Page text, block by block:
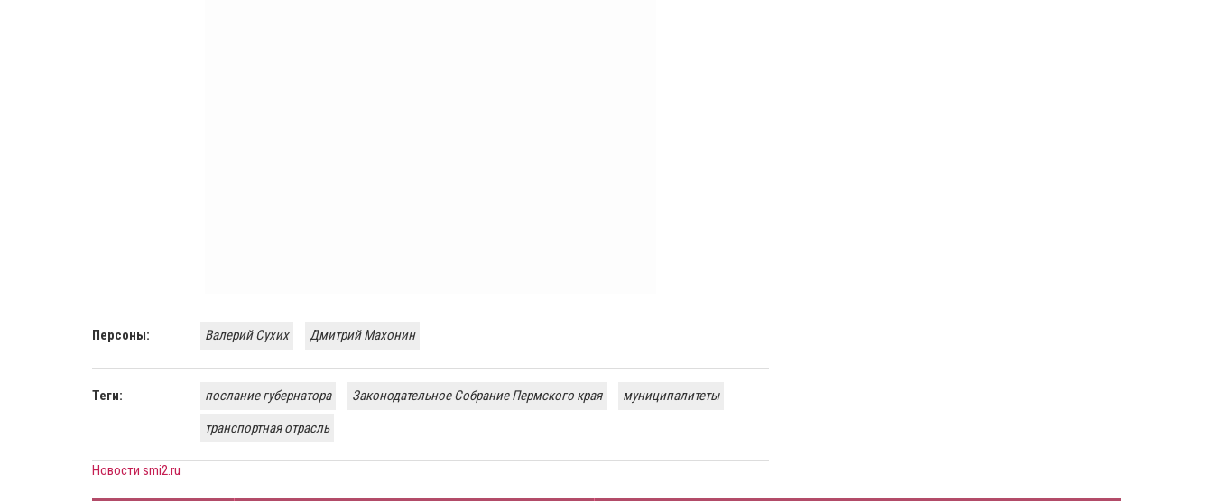
Персоны: Валерий Сухих Дмитрий Махонин
Теги: послание губернатора Законодательное Собрание Пермского края
муниципалитеты
транспортная отрасль
Новости smi2.ru